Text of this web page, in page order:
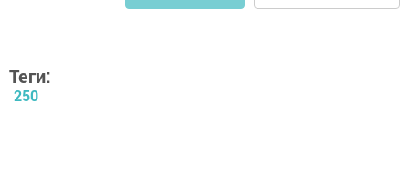
Теги:
250